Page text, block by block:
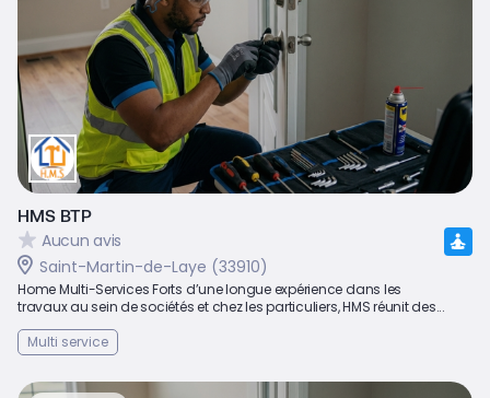
HMS BTP
Aucun avis
Saint-Martin-de-Laye (33910)
Home Multi-Services Forts d’une longue expérience dans les
travaux au sein de sociétés et chez les particuliers, HMS réunit des...
Multi service